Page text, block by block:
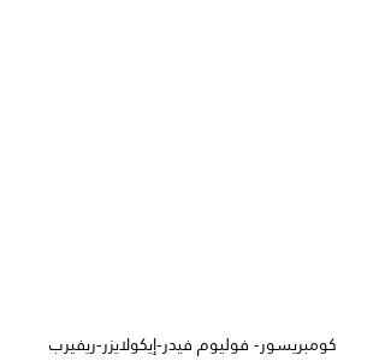
كومبريسور- فوليوم فيدر-إيكولايزر-ريفيرب